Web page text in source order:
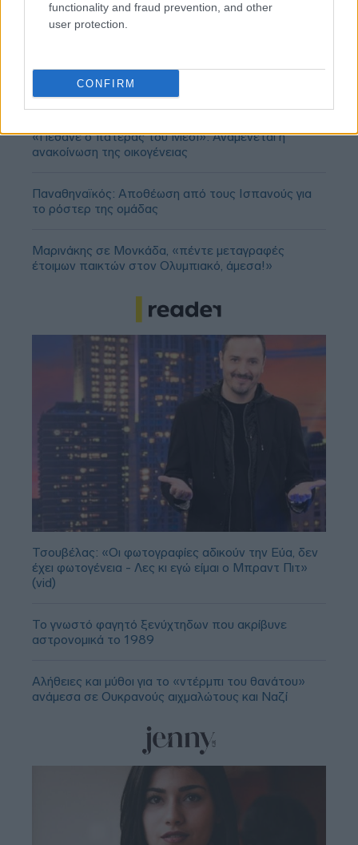
functionality and fraud prevention, and other
user protection.
CONFIRM
«Πέθανε ο πατέρας του Μέσι»: Αναμένεται η
ανακοίνωση της οικογένειας
Παναθηναϊκός: Αποθέωση από τους Ισπανούς για
το ρόστερ της ομάδας
Μαρινάκης σε Μονκάδα, «πέντε μεταγραφές
έτοιμων παικτών στον Ολυμπιακό, άμεσα!»
Τσουβέλας: «Οι φωτογραφίες αδικούν την Εύα, δεν
έχει φωτογένεια - Λες κι εγώ είμαι ο Μπραντ Πιτ»
(vid)
Το γνωστό φαγητό ξενύχτηδων που ακρίβυνε
αστρονομικά το 1989
Αλήθειες και μύθοι για το «ντέρμπι του θανάτου»
ανάμεσα σε Ουκρανούς αιχμαλώτους και Ναζί